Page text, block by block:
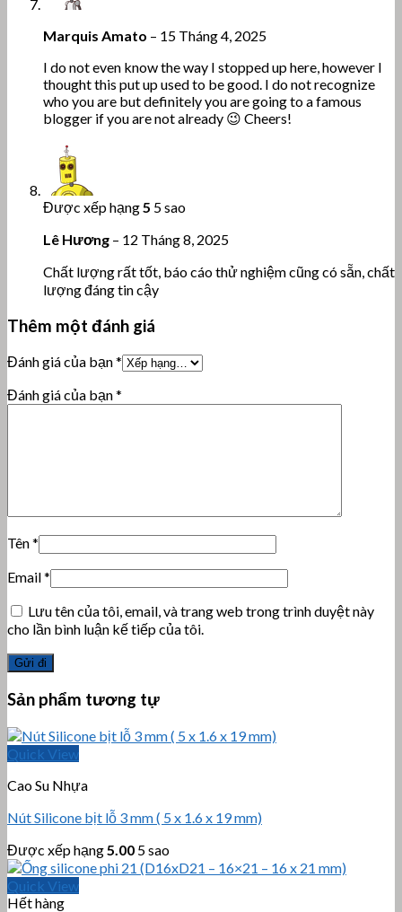
Marquis Amato – 15 Tháng 4, 2025
I do not even know the way I stopped up here, however I
thought this put up used to be good. I do not recognize
who you are but definitely you are going to a famous
blogger if you are not already 😉 Cheers!
Được xếp hạng 5 5 sao
Lê Hương – 12 Tháng 8, 2025
Chất lượng rất tốt, báo cáo thử nghiệm cũng có sẵn, chất
lượng đáng tin cậy
Thêm một đánh giá
Đánh giá của bạn*
Đánh giá của bạn*
Tên*
Email*
Lưu tên của tôi, email, và trang web trong trình duyệt này
cho lần bình luận kế tiếp của tôi.
Sản phẩm tương tự
Quick View
Cao Su Nhựa
Nút Silicone bịt lỗ 3 mm ( 5 x 1.6 x 19 mm)
Được xếp hạng 5.00 5 sao
Quick View
Hết hàng